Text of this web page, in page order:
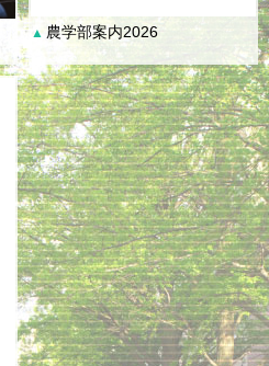
▲ 農学部案内2026